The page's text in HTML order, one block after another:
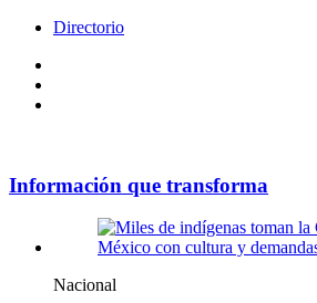
Directorio
Información que transforma
Nacional